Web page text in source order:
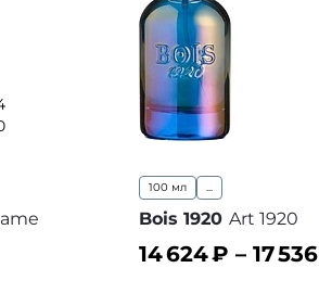
100 мл ...
Bois 1920 Art 1920
14 624₽ – 17 536